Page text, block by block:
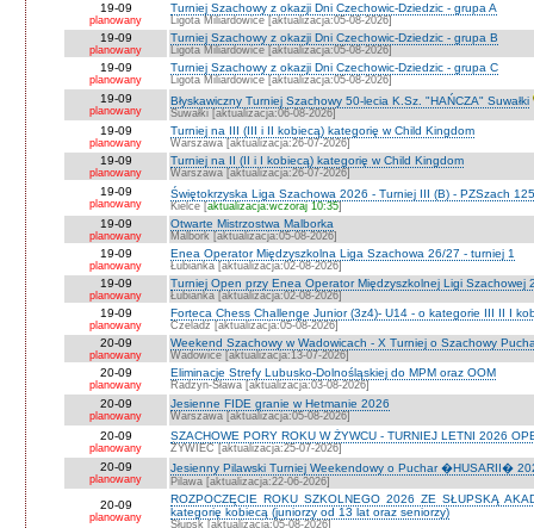
19-09
planowany
Turniej Szachowy z okazji Dni Czechowic-Dziedzic - grupa A
Ligota Miliardowice [aktualizacja:05-08-2026]
19-09
planowany
Turniej Szachowy z okazji Dni Czechowic-Dziedzic - grupa B
Ligota Miliardowice [aktualizacja:05-08-2026]
19-09
planowany
Turniej Szachowy z okazji Dni Czechowic-Dziedzic - grupa C
Ligota Miliardowice [aktualizacja:05-08-2026]
19-09
planowany
Błyskawiczny Turniej Szachowy 50-lecia K.Sz. "HAŃCZA" Suwałki
Suwałki [aktualizacja:06-08-2026]
19-09
planowany
Turniej na III (III i II kobiecą) kategorię w Child Kingdom
Warszawa [aktualizacja:26-07-2026]
19-09
planowany
Turniej na II (II i I kobiecą) kategorię w Child Kingdom
Warszawa [aktualizacja:26-07-2026]
19-09
planowany
Świętokrzyska Liga Szachowa 2026 - Turniej III (B) - PZSzach
Kielce [aktualizacja:wczoraj 10:35]
19-09
planowany
Otwarte Mistrzostwa Malborka
Malbork [aktualizacja:05-08-2026]
19-09
planowany
Enea Operator Międzyszkolna Liga Szachowa 26/27 - turniej 1
Łubianka [aktualizacja:02-08-2026]
19-09
planowany
Turniej Open przy Enea Operator Międzyszkolnej Ligi Szachowej
Łubianka [aktualizacja:02-08-2026]
19-09
planowany
Forteca Chess Challenge Junior (3z4)- U14 - o kategorie III II I
Czeladź [aktualizacja:05-08-2026]
20-09
planowany
Weekend Szachowy w Wadowicach - X Turniej o Szachowy
Wadowice [aktualizacja:13-07-2026]
20-09
planowany
Eliminacje Strefy Lubusko-Dolnośląskiej do MPM oraz OOM
Radzyn-Sława [aktualizacja:03-08-2026]
20-09
planowany
Jesienne FIDE granie w Hetmanie 2026
Warszawa [aktualizacja:05-08-2026]
20-09
planowany
SZACHOWE PORY ROKU W ŻYWCU - TURNIEJ LETNI 2026
ŻYWIEC [aktualizacja:25-07-2026]
20-09
planowany
Jesienny Pilawski Turniej Weekendowy o Puchar �HUSARII�
Pilawa [aktualizacja:22-06-2026]
20-09
planowany
ROZPOCZĘCIE ROKU SZKOLNEGO 2026 ZE SŁUPSKĄ
kategorię kobiecą (juniorzy od 13 lat oraz seniorzy)
Słupsk [aktualizacja:05-08-2026]